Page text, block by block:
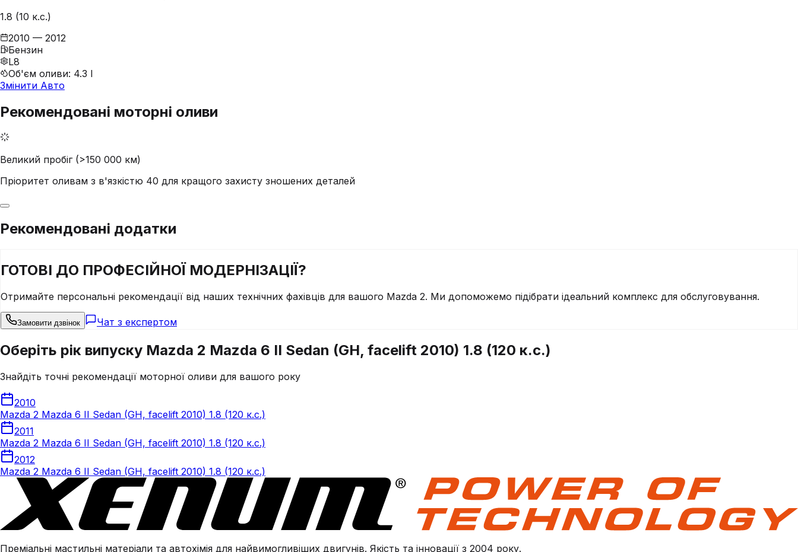
1.8 (10 к.с.)
2010 — 2012
Бензин
L8
Об'єм оливи: 4.3 l
Змінити Авто
Рекомендовані моторні оливи
Великий пробіг (>150 000 км)
Пріоритет оливам з в'язкістю 40 для кращого захисту зношених деталей
Рекомендовані додатки
ГОТОВІ ДО ПРОФЕСІЙНОЇ МОДЕРНІЗАЦІЇ?
Отримайте персональні рекомендації від наших технічних фахівців для вашого Mazda 2. Ми допоможемо підібрати ідеальний комплекс для обслуговування.
Замовити дзвінок Чат з експертом
Оберіть рік випуску Mazda 2 Mazda 6 II Sedan (GH, facelift 2010) 1.8 (120 к.с.)
Знайдіть точні рекомендації моторної оливи для вашого року
2010
Mazda 2 Mazda 6 II Sedan (GH, facelift 2010) 1.8 (120 к.с.)
2011
Mazda 2 Mazda 6 II Sedan (GH, facelift 2010) 1.8 (120 к.с.)
2012
Mazda 2 Mazda 6 II Sedan (GH, facelift 2010) 1.8 (120 к.с.)
Преміальні мастильні матеріали та автохімія для найвимогливіших двигунів. Якість та інновації з 2004 року.